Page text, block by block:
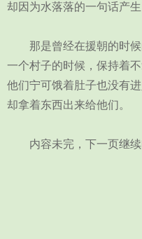
却因为水落落的一句话产生
那是曾经在援朝的时候
一个村子的时候，保持着
他们宁可饿着肚子也没有
却拿着东西出来给他们。
内容未完，下一页继续